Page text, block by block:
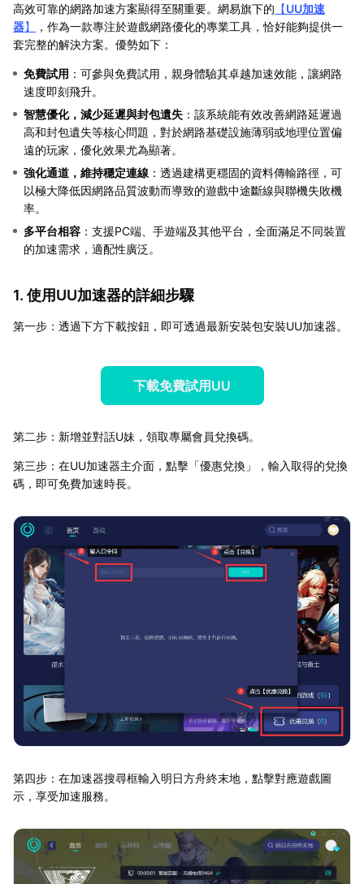
高效可靠的網路加速方案顯得至關重要。網易旗下的 【UU加速
器】
，作為一款專注於遊戲網路優化的專業工具，恰好能夠提供一
套完整的解決方案。優勢如下：
免費試用 ：可參與免費試用，親身體驗其卓越加速效能，讓網路
速度即刻飛升。
智慧優化，減少延遲與封包遺失 ：該系統能有效改善網路延遲過
高和封包遺失等核心問題，對於網路基礎設施薄弱或地理位置偏
遠的玩家，優化效果尤為顯著。
強化通道，維持穩定連線 ：透過建構更穩固的資料傳輸路徑，可
以極大降低因網路品質波動而導致的遊戲中途斷線與聯機失敗機
率。
多平台相容 ：支援PC端、手遊端及其他平台，全面滿足不同裝置
的加速需求，適配性廣泛。
1. 使用UU加速器的詳細步驟
第一步：透過下方下載按鈕，即可透過最新安裝包安裝UU加速器。
下載免費試用UU
第二步：新增並對話U妹，領取專屬會員兌換碼。
第三步：在UU加速器主介面，點擊「優惠兌換」，輸入取得的兌換
碼，即可免費加速時長。
第四步：在加速器搜尋框輸入明日方舟終末地，點擊對應遊戲圖
示，享受加速服務。